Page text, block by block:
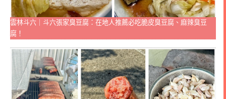
雲林斗六｜斗六張家臭豆腐：在地人推薦必吃脆皮臭豆腐、麻辣臭豆
腐！